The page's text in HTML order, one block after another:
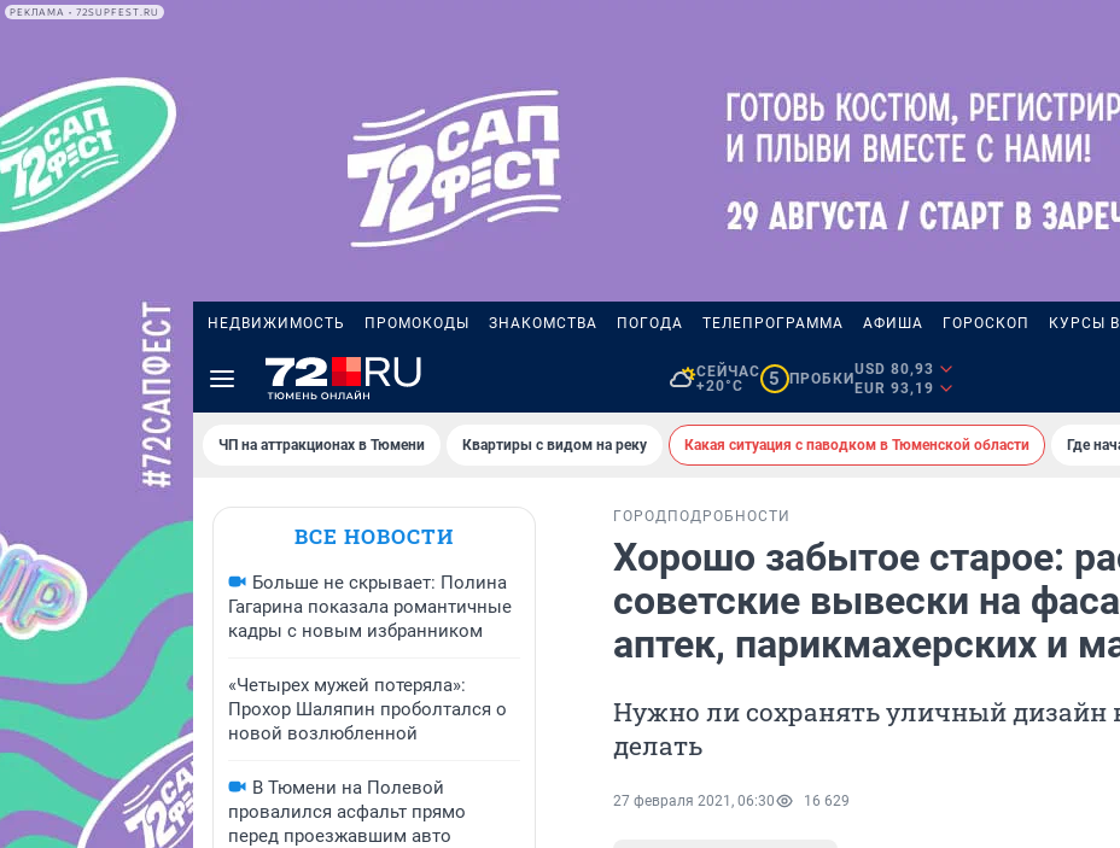
РЕКЛАМА • 72SUPFEST.RU
НЕДВИЖИМОСТЬ ПРОМОКОДЫ ЗНАКОМСТВА ПОГОДА ТЕЛЕПРОГРАММА АФИША ГОРОСКОП КУРСЫ
СЕЙЧАС
+20°C
5 ПРОБКИ
USD 80,93
EUR 93,19
ЧП на аттракционах в Тюмени Квартиры с видом на реку Какая ситуация с паводком в Тюменской области Где
ВСЕ НОВОСТИ
Больше не скрывает: Полина
Гагарина показала романтичные
кадры с новым избранником
«Четырех мужей потеряла»:
Прохор Шаляпин проболтался о
новой возлюбленной
В Тюмени на Полевой
провалился асфальт прямо
перед проезжавшим авто
ГОРОД ПОДРОБНОСТИ
Хорошо забытое старое:
советские вывески на
аптек, парикмахерских и
Нужно ли сохранять уличный дизайн
делать
27 февраля 2021, 06:30 16 629